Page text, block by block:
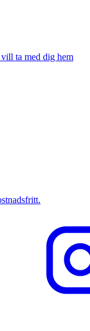
ta med dig hem